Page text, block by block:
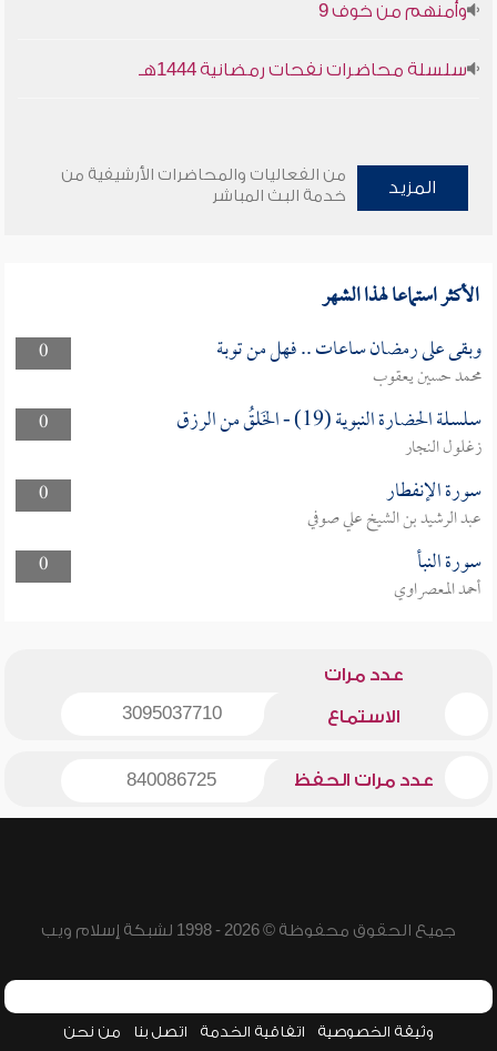
وأمنهم من خوف 9
سلسلة محاضرات نفحات رمضانية 1444هـ
المزيد
من الفعاليات والمحاضرات الأرشيفية من
خدمة البث المباشر
الأكثر استماعا لهذا الشهر
0 وبقى على رمضان ساعات .. فهل من توبة
محمد حسين يعقوب
0
سلسلة الحضارة النبوية (19) - الخَلقُ من الرزق
زغلول النجار
0
سورة الإنفطار
عبد الرشيد بن الشيخ علي صوفي
0
سورة النبأ
أحمد المعصراوي
عدد مرات
الاستماع 3095037710
عدد مرات الحفظ 840086725
جميع الحقوق محفوظة © 2026 - 1998 لشبكة إسلام ويب
وثيقة الخصوصية اتفاقية الخدمة اتصل بنا من نحن